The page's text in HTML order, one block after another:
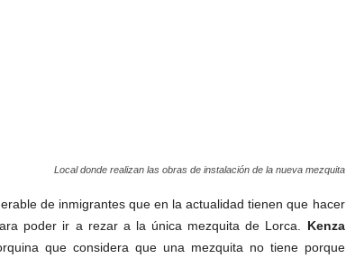
Local donde realizan las obras de instalación de la nueva mezquita
de inmigrantes que en la actualidad tienen que hacer
poder ir a rezar a la única mezquita de Lorca. Kenza
que considera que una mezquita no tiene porque